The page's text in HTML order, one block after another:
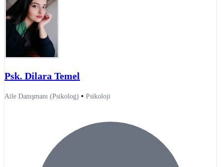
Psk. Dilara Temel
Aile Danışmanı (Psikolog) • Psikoloji